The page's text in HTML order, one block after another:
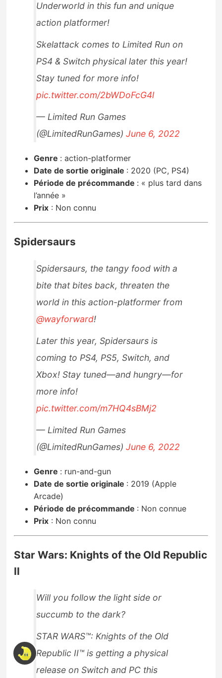
Underworld in this fun and unique
action platformer!
Skelattack comes to Limited Run on
PS4 & Switch physical later this year!
Stay tuned for more info!
pic.twitter.com/2bWDoFcG4l
— Limited Run Games
(@LimitedRunGames)June 6, 2022
Genre : action-platformer
Date de sortie originale : 2020 (PC, PS4)
Période de précommande : « plus tard dans
l’année »
Prix : Non connu
Spidersaurs
Spidersaurs, the tangy food with a
bite that bites back, threaten the
world in this action-platformer from
@wayforward!
Later this year, Spidersaurs is
coming to PS4, PS5, Switch, and
Xbox! Stay tuned—and hungry—for
more info!
pic.twitter.com/m7HQ4sBMj2
— Limited Run Games
(@LimitedRunGames)June 6, 2022
Genre : run-and-gun
Date de sortie originale : 2019 (Apple
Arcade)
Période de précommande : Non connue
Prix : Non connu
Star Wars: Knights of the Old Republic
II
Will you follow the light side or
succumb to the dark?
STAR WARS™: Knights of the Old
Republic II™ is getting a physical
release on Switch and PC this